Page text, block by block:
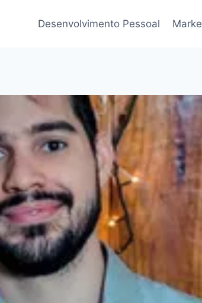
Desenvolvimento Pessoal